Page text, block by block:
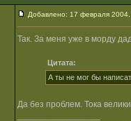
Добавлено: 17 февраля
Так. За меня уже в морду
Цитата:
А ты не мог бы
Да без проблем. Тока